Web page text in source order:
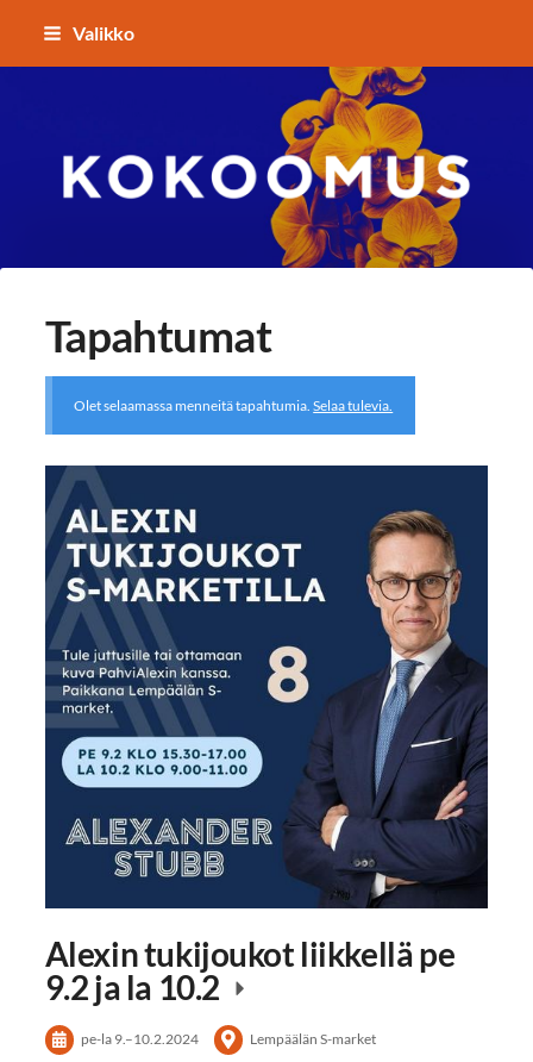
Siirry
sisältöön
Valikko
Kokoomuksen
Tapahtumat
Olet selaamassa menneitä tapahtumia.Selaa tulevia.
Alexin tukijoukot liikkellä pe
9.2 ja la 10.2
pe-la 9.–10.2.2024 Lempäälän S-market